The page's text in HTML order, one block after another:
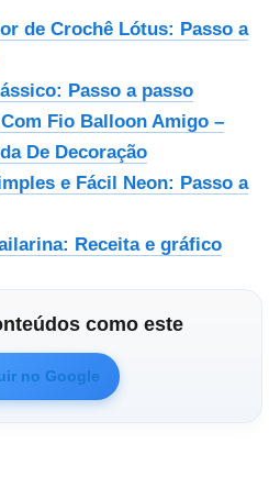
de Crochê Lótus: Passo a
Passo a passo
Fio Balloon Amigo –
De Decoração
e Fácil Neon: Passo a
Receita e gráfico
como este
no Google